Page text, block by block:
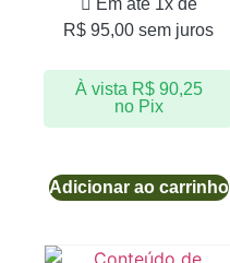
R$ 95,00 sem juros
À vista R$90,25
no Pix
Adicionar ao carrinho